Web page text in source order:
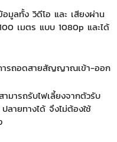
ลทั้ง วิดีโอ และ เสียงผ่าน
เมตร แบบ 1080p และได้
รถอดสายสัญญาณเข้า-ออก
มารถรับไฟเลี้ยงจากตัวรับ
ลายทางได้ จึงไม่ต้องใช้